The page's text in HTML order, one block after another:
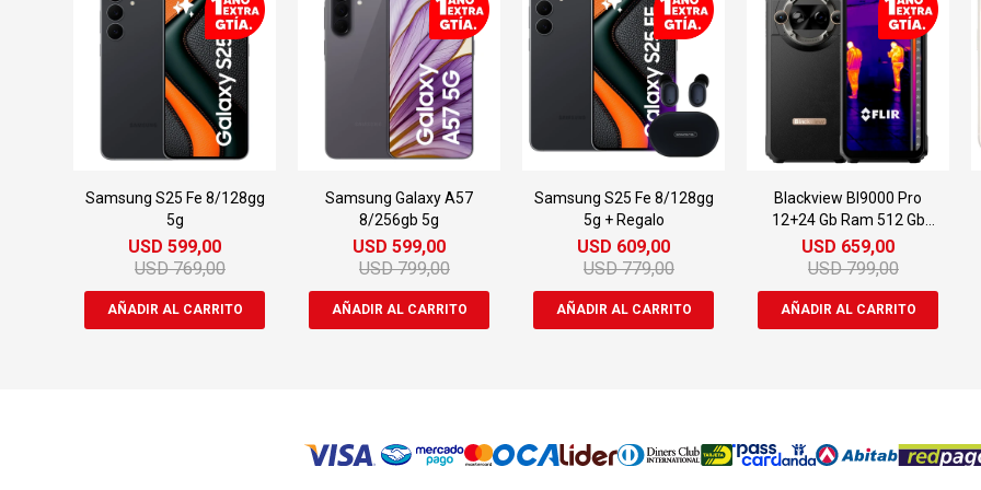
Samsung S25 Fe 8/128gg
5g
USD 599,00
USD 769,00
Samsung Galaxy A57
8/256gb 5g
USD 599,00
USD 799,00
Samsung S25 Fe 8/128gg
5g + Regalo
USD 609,00
USD 779,00
Blackview Bl9000 Pro
12+24 Gb Ram 512 Gb
Rom 5g
USD 659,00
USD 799,00